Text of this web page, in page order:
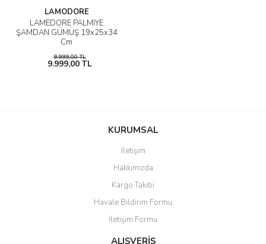
LAMODORE
LAMEDORE PALMİYE
ŞAMDAN GÜMÜŞ 19x25x34
Cm
9.999,00 TL
9.999,00 TL
KURUMSAL
İletişim
Hakkımızda
Kargo Takibi
Havale Bildirim Formu
İletişim Formu
ALIŞVERİŞ